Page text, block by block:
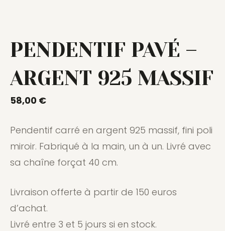
PENDENTIF PAVÉ –
ARGENT 925 MASSIF
58,00 €
Pendentif carré en argent 925 massif, fini poli
miroir. Fabriqué à la main, un à un. Livré avec
sa chaîne forçat 40 cm.
Livraison offerte à partir de 150 euros
d’achat.
Livré entre 3 et 5 jours si en stock.